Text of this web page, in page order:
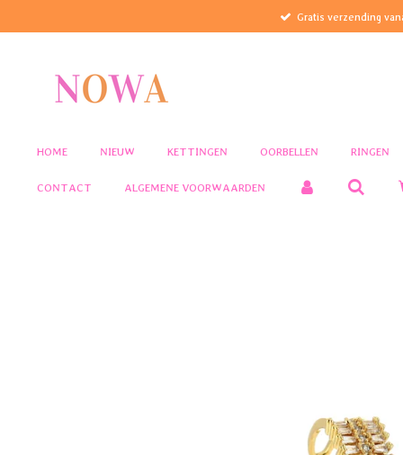
hoofdinhoud
Gratis verzending
HOME NIEUW KETTINGEN OORBELLEN RINGEN
CONTACT ALGEMENE VOORWAARDEN